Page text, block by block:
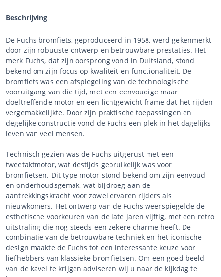
Beschrijving
De Fuchs bromfiets, geproduceerd in 1958, werd gekenmerkt
door zijn robuuste ontwerp en betrouwbare prestaties. Het
merk Fuchs, dat zijn oorsprong vond in Duitsland, stond
bekend om zijn focus op kwaliteit en functionaliteit. De
bromfiets was een afspiegeling van de technologische
vooruitgang van die tijd, met een eenvoudige maar
doeltreffende motor en een lichtgewicht frame dat het rijden
vergemakkelijkte. Door zijn praktische toepassingen en
degelijke constructie vond de Fuchs een plek in het dagelijks
leven van veel mensen.
Technisch gezien was de Fuchs uitgerust met een
tweetaktmotor, wat destijds gebruikelijk was voor
bromfietsen. Dit type motor stond bekend om zijn eenvoud
en onderhoudsgemak, wat bijdroeg aan de
aantrekkingskracht voor zowel ervaren rijders als
nieuwkomers. Het ontwerp van de Fuchs weerspiegelde de
esthetische voorkeuren van de late jaren vijftig, met een retro
uitstraling die nog steeds een zekere charme heeft. De
combinatie van de betrouwbare techniek en het iconische
design maakte de Fuchs tot een interessante keuze voor
liefhebbers van klassieke bromfietsen. Om een goed beeld
van de kavel te krijgen adviseren wij u naar de kijkdag te